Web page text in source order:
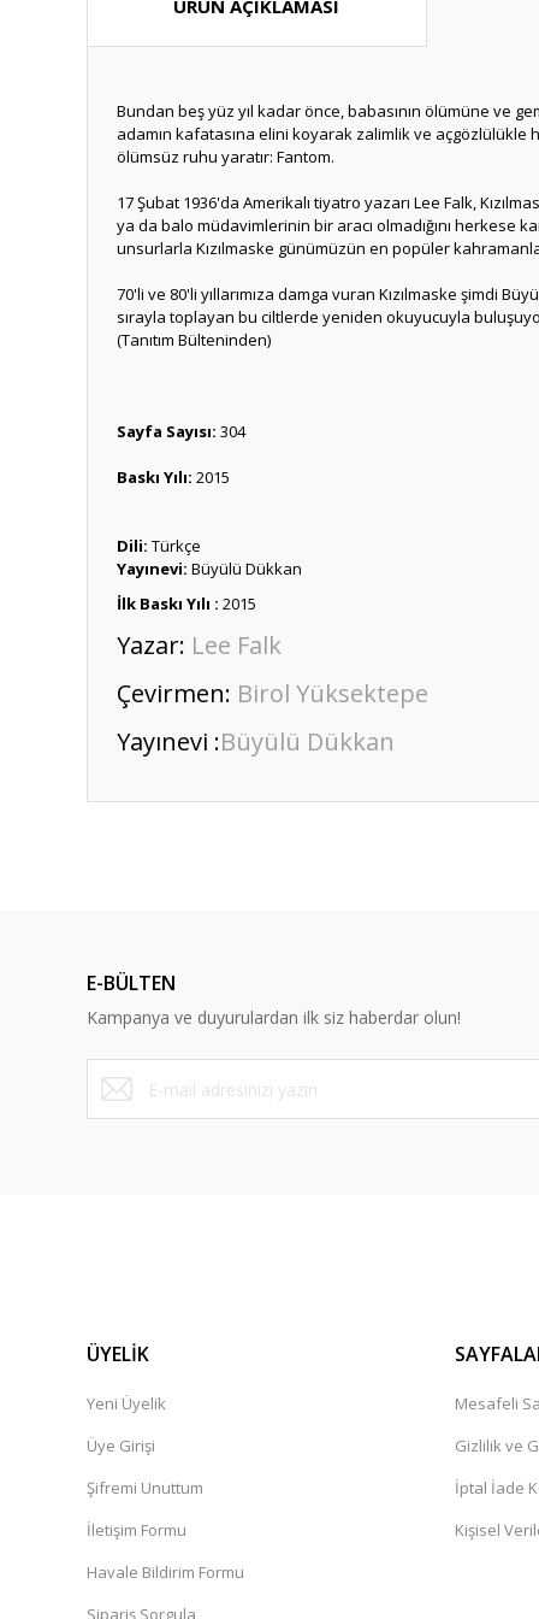
ÜRÜN AÇIKLAMASI
Bundan beş yüz yıl kadar önce, babasının ölümüne ve
adamın kafatasına elini koyarak zalimlik ve
ölümsüz ruhu yaratır: Fantom.
17 Şubat 1936'da Amerikalı tiyatro yazarı Lee Falk,
ya da balo müdavimlerinin bir aracı olmadığını herkese
unsurlarla Kızılmaske günümüzün en popüler
70'li ve 80'li yıllarımıza damga vuran Kızılmaske şimdi
sırayla toplayan bu ciltlerde yeniden okuyucuyla
(Tanıtım Bülteninden)
Sayfa Sayısı: 304
Baskı Yılı: 2015
Dili: Türkçe
Yayınevi: Büyülü Dükkan
İlk Baskı Yılı : 2015
Yazar: Lee Falk
Çevirmen: Birol Yüksektepe
Yayınevi :Büyülü Dükkan
Ürün bilgilerinde hatalar bulunuyor.
Ürün fiyatı diğer sitelerden daha pahalı.
Bu ürüne benzer farklı alternatifler olmalı.
E-BÜLTEN
Kampanya ve duyurulardan ilk siz haberdar olun!
ÜYELİK
Yeni Üyelik
Üye Girişi
Şifremi Unuttum
İletişim Formu
Havale Bildirim Formu
Sipariş Sorgula
Mesafeli
Gizlilik ve
İptal İade
Kişisel